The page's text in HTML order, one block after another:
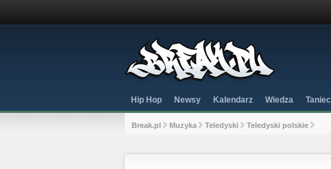
Hip Hop Newsy Kalendarz Wiedza Taniec
Break.pl Muzyka Teledyski Teledyski polskie